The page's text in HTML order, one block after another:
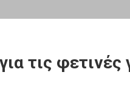
τις φετινές